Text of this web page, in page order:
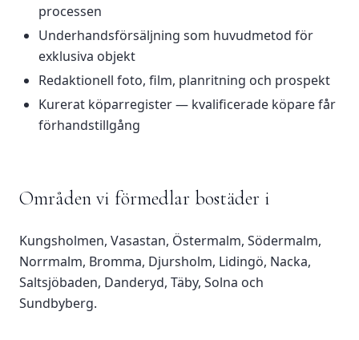
processen
Underhandsförsäljning som huvudmetod för
exklusiva objekt
Redaktionell foto, film, planritning och prospekt
Kurerat köparregister — kvalificerade köpare får
förhandstillgång
Områden vi förmedlar bostäder i
Kungsholmen, Vasastan, Östermalm, Södermalm,
Norrmalm, Bromma, Djursholm, Lidingö, Nacka,
Saltsjöbaden, Danderyd, Täby, Solna och
Sundbyberg.